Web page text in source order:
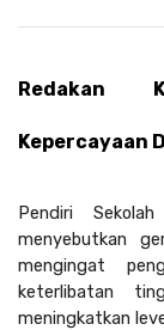
Redakan
Kepercayaan
Pendiri
menyebutkan
mengingat
keterlibatan
meningkatkan